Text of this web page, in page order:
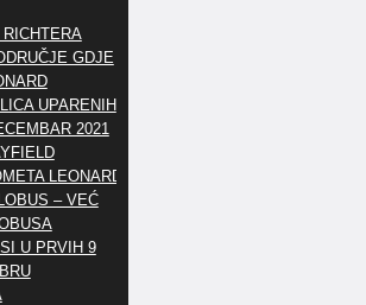
GDJE
UPARENIH
2021
LEONARD
– VEĆ
U PRVIH 9